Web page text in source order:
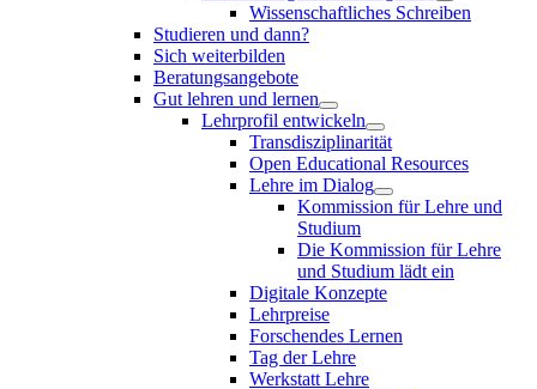
Wissenschaftliches Schreiben
Studieren und dann?
Sich weiterbilden
Beratungsangebote
Gut lehren und lernen
Lehrprofil entwickeln
Transdisziplinarität
Open Educational Resources
Lehre im Dialog
Kommission für Lehre und
Studium
Die Kommission für Lehre
und Studium lädt ein
Digitale Konzepte
Lehrpreise
Forschendes Lernen
Tag der Lehre
Werkstatt Lehre